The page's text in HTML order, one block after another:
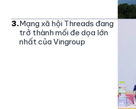
3.Mạng xã hội Threads đang
trở thành mối đe dọa lớn
nhất của Vingroup